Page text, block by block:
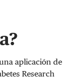
aplicación de
Research